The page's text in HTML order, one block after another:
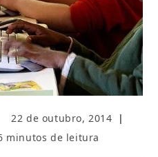
Post
22 de outubro, 2014
minutos de leitura